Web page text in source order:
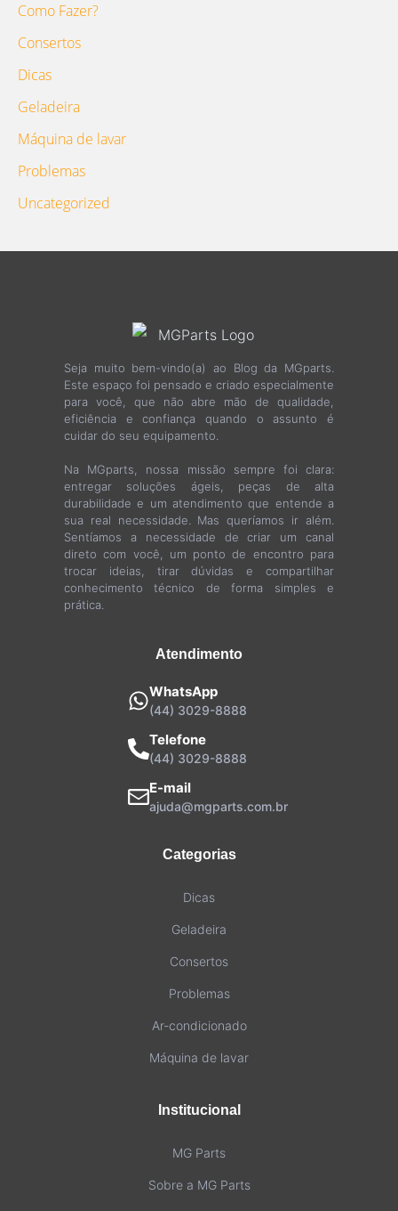
Como Fazer?
Consertos
Dicas
Geladeira
Máquina de lavar
Problemas
Uncategorized
Seja muito bem-vindo(a) ao Blog da MGparts.
Este espaço foi pensado e criado especialmente
para você, que não abre mão de qualidade,
eficiência e confiança quando o assunto é
cuidar do seu equipamento.
Na MGparts, nossa missão sempre foi clara:
entregar soluções ágeis, peças de alta
durabilidade e um atendimento que entende a
sua real necessidade. Mas queríamos ir além.
Sentíamos a necessidade de criar um canal
direto com você, um ponto de encontro para
trocar ideias, tirar dúvidas e compartilhar
conhecimento técnico de forma simples e
prática.
Atendimento
WhatsApp
(44) 3029-8888
Telefone
(44) 3029-8888
E-mail
ajuda@mgparts.com.br
Categorias
Dicas
Geladeira
Consertos
Problemas
Ar-condicionado
Máquina de lavar
Institucional
MG Parts
Sobre a MG Parts